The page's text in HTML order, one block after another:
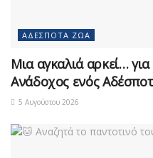
ΑΔΈΣΠΟΤΑ ΖΏΑ
Μια αγκαλιά αρκεί…
Ανάδοχος ενός
5 Αυγούστου 2026